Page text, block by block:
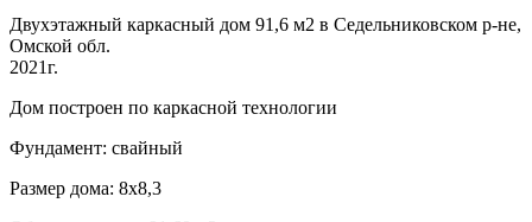
Двухэтажный каркасный дом 91,6 м2 в Седельниковском р-не,
Омской обл.
2021г.
Дом построен по каркасной технологии
Фундамент: свайный
Размер дома: 8х8,3